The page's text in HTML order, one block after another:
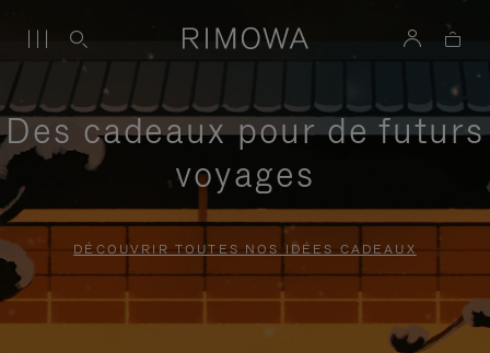
Des cadeaux pour de futurs
voyages
DÉCOUVRIR TOUTES NOS IDÉES CADEAUX